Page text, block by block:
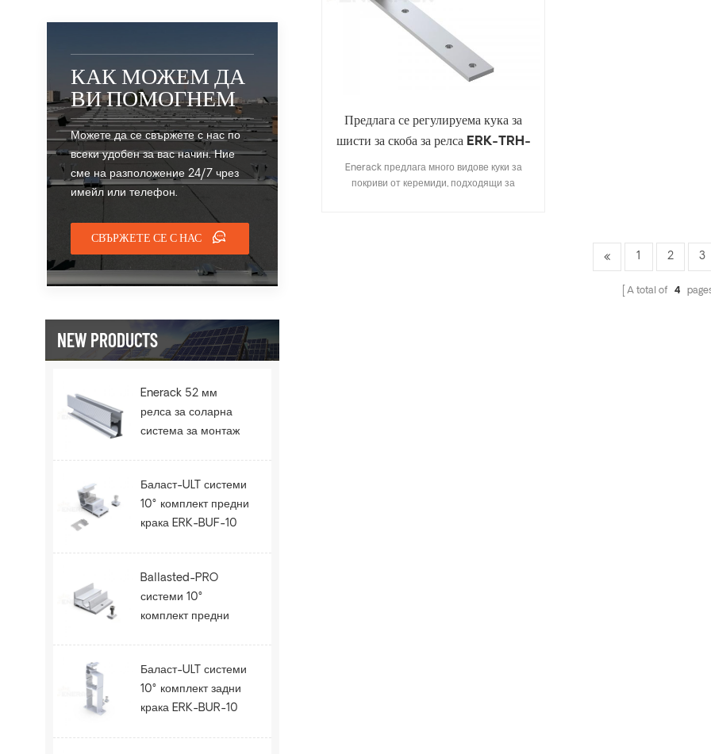
изисквания за инсталиране.
Предлага се регулируема кука за
шисти за скоба за релса ERK-TRH-
S05
Enerack предлага много видове куки за
покриви от керемиди, подходящи за
1 2 3
A total of 4
КАК МОЖЕМ ДА
ВИ ПОМОГНЕМ
Можете да се свържете с нас по
всеки удобен за вас начин. Ние
сме на разположение 24/7 чрез
имейл или телефон.
СВЪРЖЕТЕ СЕ С НАС
NEW PRODUCTS
Enerack 52 мм
релса за соларна
система за монтаж
Баласт-ULT системи
10° комплект предни
крака ERK-BUF-10
Ballasted-PRO
системи 10°
комплект предни
Баласт-ULT системи
10° комплект задни
крака ERK-BUR-10